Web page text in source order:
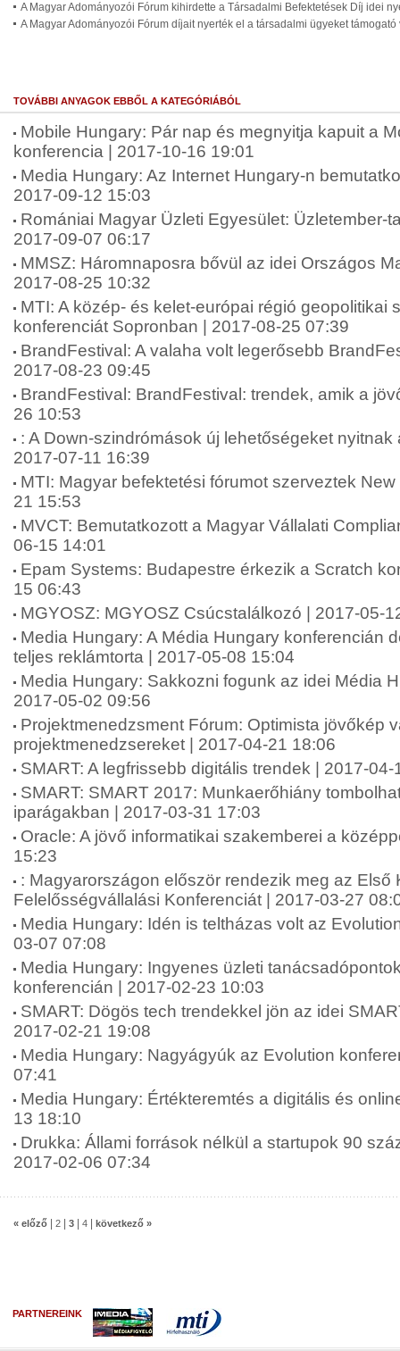
A Magyar Adományozói Fórum kihirdette a Társadalmi Befektetések Díj idei
A Magyar Adományozói Fórum díjait nyerték el a társadalmi ügyeket
TOVÁBBI ANYAGOK EBBŐL A KATEGÓRIÁBÓL
Mobile Hungary: Pár nap és megnyitja kapuit a
konferencia | 2017-10-16 19:01
Media Hungary: Az Internet Hungary-n
2017-09-12 15:03
Romániai Magyar Üzleti Egyesület: Üzletember-
2017-09-07 06:17
MMSZ: Háromnaposra bővül az idei Országos
2017-08-25 10:32
MTI: A közép- és kelet-európai régió geopolitikai
konferenciát Sopronban | 2017-08-25 07:39
BrandFestival: A valaha volt legerősebb
2017-08-23 09:45
BrandFestival: BrandFestival: trendek, amik a
26 10:53
: A Down-szindrómások új lehetőségeket nyitnak
2017-07-11 16:39
MTI: Magyar befektetési fórumot szerveztek
21 15:53
MVCT: Bemutatkozott a Magyar Vállalati
06-15 14:01
Epam Systems: Budapestre érkezik a Scratch
15 06:43
MGYOSZ: MGYOSZ Csúcstalálkozó | 2017-05-
Media Hungary: A Média Hungary konferencián
teljes reklámtorta | 2017-05-08 15:04
Media Hungary: Sakkozni fogunk az idei Média
2017-05-02 09:56
Projektmenedzsment Fórum: Optimista jövőkép
projektmenedzsereket | 2017-04-21 18:06
SMART: A legfrissebb digitális trendek | 2017-04-
SMART: SMART 2017: Munkaerőhiány
iparágakban | 2017-03-31 17:03
Oracle: A jövő informatikai szakemberei a
15:23
: Magyarországon először rendezik meg az Első
Felelősségvállalási Konferenciát | 2017-03-27
Media Hungary: Idén is teltházas volt az
03-07 07:08
Media Hungary: Ingyenes üzleti
konferencián | 2017-02-23 10:03
SMART: Dögös tech trendekkel jön az idei
2017-02-21 19:08
Media Hungary: Nagyágyúk az Evolution
07:41
Media Hungary: Értékteremtés a digitális és
13 18:10
Drukka: Állami források nélkül a startupok 90
2017-02-06 07:34
« előző 2 3 4 következő »
PARTNEREINK